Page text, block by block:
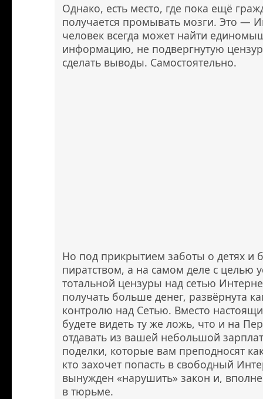
Однако, есть место, где пока ещё
получается промывать мозги. Это —
человек всегда может найти
информацию, не подвергнутую
сделать выводы. Самостоятельно.
Но под прикрытием заботы о детях и
пиратством, а на самом деле с целью
тотальной цензуры над сетью
получать больше денег, развёрнута
контролю над Сетью. Вместо
будете видеть ту же ложь, что и на
отдавать из вашей небольшой
поделки, которые вам преподносят как
кто захочет попасть в свободный
вынужден «нарушить» закон и,
в тюрьме.